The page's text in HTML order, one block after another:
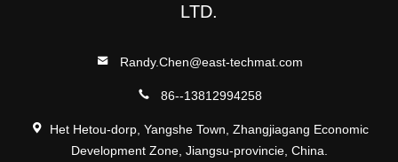
LTD.
Randy.Chen@east-techmat.com
86--13812994258
Het Hetou-dorp, Yangshe Town, Zhangjiagang Economic
Development Zone, Jiangsu-provincie, China.